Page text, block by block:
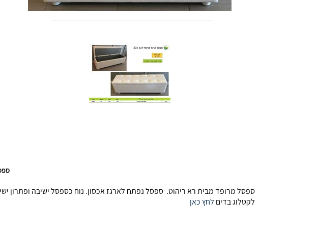
ספסל מרופד מבית רא ריהוט. ספסל נפתח לארגז אכסון. נוח כספסל ישיבה ופתרון
לקטלוג בדים לחץ כאן